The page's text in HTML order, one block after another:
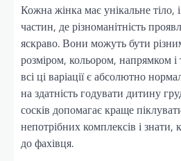
Кожна жінка має унікальне
частин, де різноманітність
яскраво. Вони можуть бути
розміром, кольором, напрямком
всі ці варіації є абсолютно
на здатність годувати дитину
сосків допомагає краще
непотрібних комплексів і знати,
до фахівця.